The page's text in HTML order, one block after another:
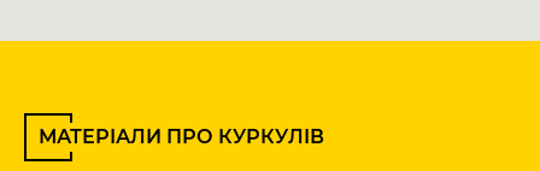
МАТЕРІАЛИ ПРО КУРКУЛІВ